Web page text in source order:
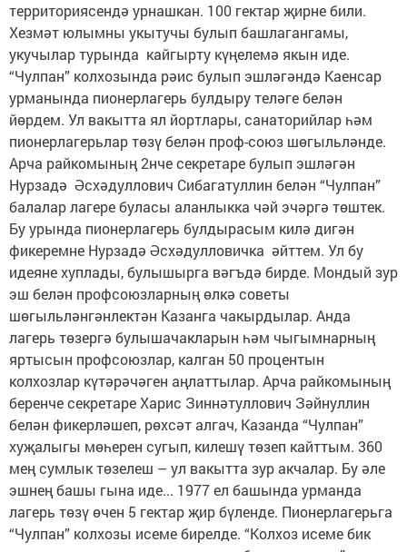
территориясендә урнашкан. 100 гектар җирне били.
Хезмәт юлымны укытучы булып башлагангамы,
укучылар турында кайгырту күңелемә якын иде.
“Чулпан” колхозында рәис булып эшләгәндә Каенсар
урманында пионерлагерь булдыру теләге белән
йөрдем. Ул вакытта ял йортлары, санаторийлар һәм
пионерлагерьлар төзү белән проф-союз шөгыльләнде.
Арча райкомының 2нче секретаре булып эшләгән
Нурзадә Әсхәдуллович Сибагатуллин белән “Чулпан”
балалар лагере буласы аланлыкка чәй эчәргә төштек.
Бу урында пионерлагерь булдырасым килә дигән
фикеремне Нурзадә Әсхәдулловичка әйттем. Ул бу
идеяне хуплады, булышырга вәгъдә бирде. Мондый зур
эш белән профсоюзларның өлкә советы
шөгыльләнгәнлектән Казанга чакырдылар. Анда
лагерь төзергә булышачакларын һәм чыгымнарның
яртысын профсоюзлар, калган 50 процентын
колхозлар күтәрәчәген аңлаттылар. Арча райкомының
беренче секретаре Харис Зиннәтуллович Зәйнуллин
белән фикерләшеп, рөхсәт алгач, Казанда “Чулпан”
хуҗалыгы мөһерен сугып, килешү төзеп кайттым. 360
мең сумлык төзелеш – ул вакытта зур акчалар. Бу әле
эшнең башы гына иде... 1977 ел башында урманда
лагерь төзү өчен 5 гектар җир бүленде. Пионерлагерьга
“Чулпан” колхозы исеме бирелде. “Колхоз исеме бик